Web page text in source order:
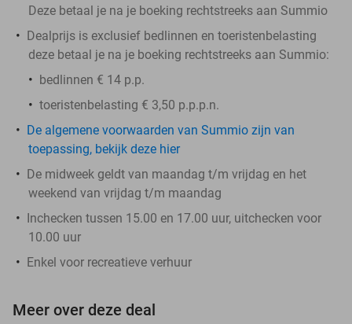
Deze betaal je na je boeking rechtstreeks aan Summio
Dealprijs is exclusief bedlinnen en toeristenbelasting
deze betaal je na je boeking rechtstreeks aan Summio:
bedlinnen € 14 p.p.
toeristenbelasting € 3,50 p.p.p.n.
De algemene voorwaarden van Summio zijn van
toepassing, bekijk deze hier
De midweek geldt van maandag t/m vrijdag en het
weekend van vrijdag t/m maandag
Inchecken tussen 15.00 en 17.00 uur, uitchecken voor
10.00 uur
Enkel voor recreatieve verhuur
Meer over deze deal